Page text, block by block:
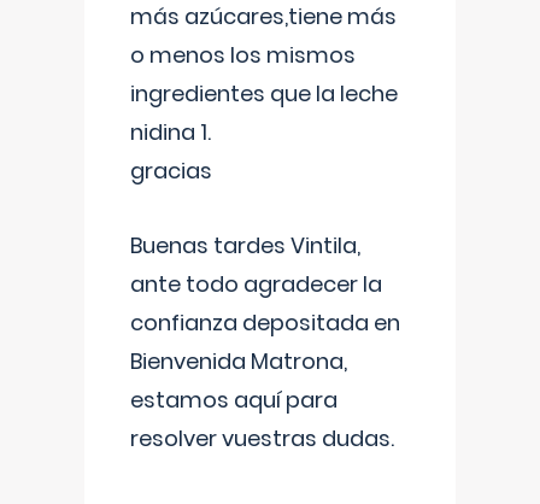
más azúcares,tiene más
o menos los mismos
ingredientes que la leche
nidina 1.
gracias
Buenas tardes Vintila,
ante todo agradecer la
confianza depositada en
Bienvenida Matrona,
estamos aquí para
resolver vuestras dudas.